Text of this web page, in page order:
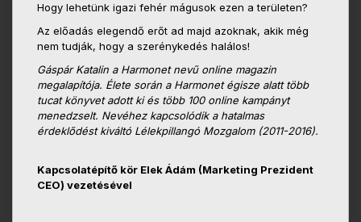
Hogy lehetünk igazi fehér mágusok ezen a területen?
Az előadás elegendő erőt ad majd azoknak, akik még
nem tudják, hogy a szerénykedés halálos!
Gáspár Katalin a Harmonet nevű online magazin
megalapítója. Élete során a Harmonet égisze alatt több
tucat könyvet adott ki és több 100 online kampányt
menedzselt. Nevéhez kapcsolódik a hatalmas
érdeklődést kiváltó Lélekpillangó Mozgalom (2011-2016).
Kapcsolatépítő kör Elek Ádám (Marketing Prezident
CEO) vezetésével